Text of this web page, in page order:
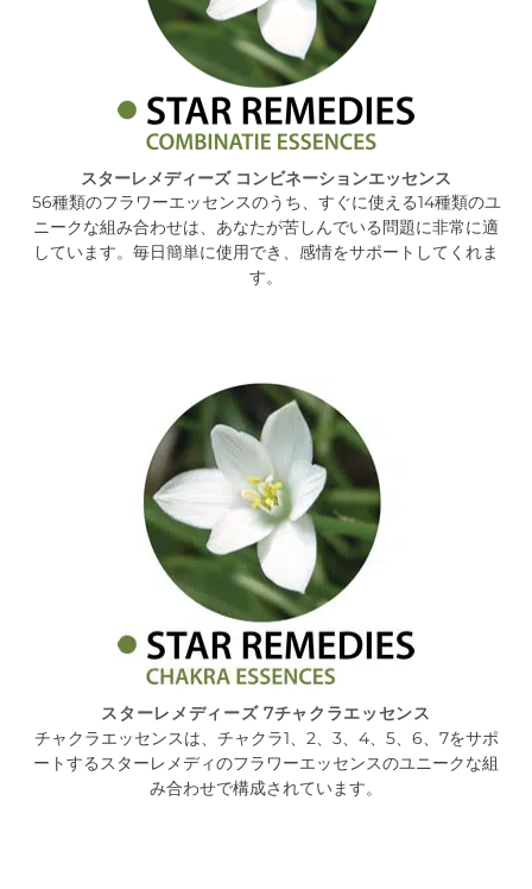
スターレメディーズ コンビネーションエッセンス
56種類のフラワーエッセンスのうち、すぐに使える14種類のユ
ニークな組み合わせは、あなたが苦しんでいる問題に非常に適
しています。毎日簡単に使用でき、感情をサポートしてくれま
す。
スターレメディーズ 7チャクラエッセンス
チャクラエッセンスは、チャクラ1、2、3、4、5、6、7をサポ
ートするスターレメディのフラワーエッセンスのユニークな組
み合わせで構成されています。